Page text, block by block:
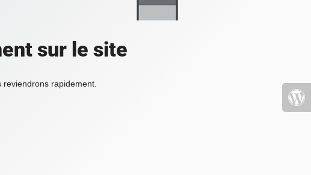
sur le site
rapidement.